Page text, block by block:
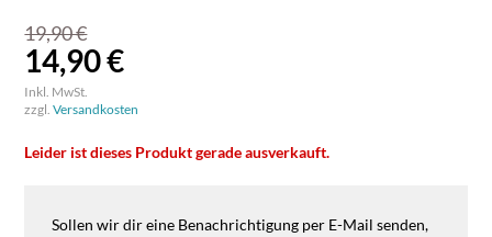
19,90 €
14,90 €
Inkl. MwSt.
zzgl.Versandkosten
Leider ist dieses Produkt gerade ausverkauft.
Sollen wir dir eine Benachrichtigung per E-Mail senden,